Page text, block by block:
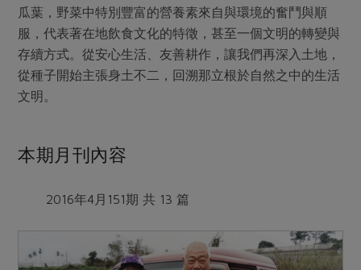
瓜葉，野菜中特別豐富的營養素來自與環境的奮鬥與順
服，代表著在地飲食文化的特徵，甚至一個文明的轉變與
存續方式。從安心生活、友善耕作，讓我們再深入土地，
從種子開始主張身土不二，回溯那立根於自然之中的生活
文明。
本期月刊內容
2016年4月151期 共 13 篇